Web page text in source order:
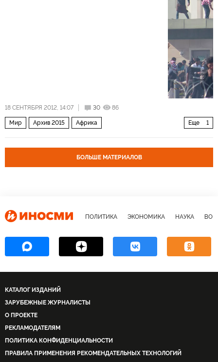
18 СЕНТЯБРЯ 2012, 14:07 30 86
Еще 1
Мир Архив 2015 Африка
БОЛЬШЕ МАТЕРИАЛОВ
ПОЛИТИКА ЭКОНОМИКА НАУКА
КАТАЛОГ ИЗДАНИЙ
ЗАРУБЕЖНЫЕ ЖУРНАЛИСТЫ
О ПРОЕКТЕ
РЕКЛАМОДАТЕЛЯМ
ПОЛИТИКА КОНФИДЕНЦИАЛЬНОСТИ
ПРАВИЛА ПРИМЕНЕНИЯ РЕКОМЕНДАТЕЛЬНЫХ ТЕХНОЛОГИЙ